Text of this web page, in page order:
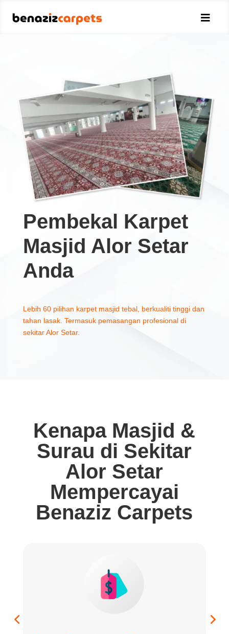

Pembekal Karpet
Masjid Alor Setar
Anda
Lebih 60 pilihan karpet masjid tebal, berkualiti tinggi dan
tahan lasak. Termasuk pemasangan profesional di
sekitar Alor Setar.
Kenapa Masjid &
Surau di Sekitar
Alor Setar
Mempercayai
Benaziz Carpets